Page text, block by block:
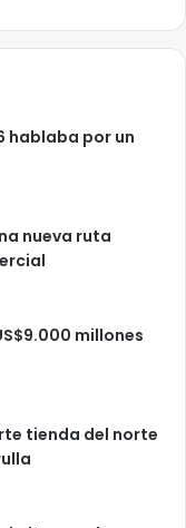
hablaba por un
nueva ruta
millones
tienda del norte